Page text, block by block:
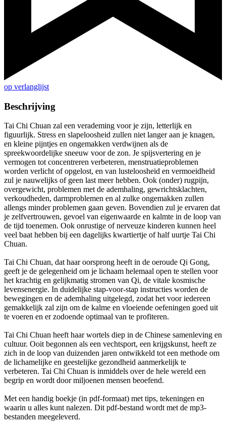
op verlanglijst
Beschrijving
Tai Chi Chuan zal een verademing voor je zijn, letterlijk en
figuurlijk. Stress en slapeloosheid zullen niet langer aan je knagen,
en kleine pijntjes en ongemakken verdwijnen als de
spreekwoordelijke sneeuw voor de zon. Je spijsvertering en je
vermogen tot concentreren verbeteren, menstruatieproblemen
worden verlicht of opgelost, en van lusteloosheid en vermoeidheid
zul je nauwelijks of geen last meer hebben. Ook (onder) rugpijn,
overgewicht, problemen met de ademhaling, gewrichtsklachten,
verkoudheden, darmproblemen en al zulke ongemakken zullen
allengs minder problemen gaan geven. Bovendien zul je ervaren dat
je zelfvertrouwen, gevoel van eigenwaarde en kalmte in de loop van
de tijd toenemen. Ook onrustige of nerveuze kinderen kunnen heel
veel baat hebben bij een dagelijks kwartiertje of half uurtje Tai Chi
Chuan.
Tai Chi Chuan, dat haar oorsprong heeft in de oeroude Qi Gong,
geeft je de gelegenheid om je lichaam helemaal open te stellen voor
het krachtig en gelijkmatig stromen van Qi, de vitale kosmische
levensenergie. In duidelijke stap-voor-stap instructies worden de
bewegingen en de ademhaling uitgelegd, zodat het voor iedereen
gemakkelijk zal zijn om de kalme en vloeiende oefeningen goed uit
te voeren en er zodoende optimaal van te profiteren.
Tai Chi Chuan heeft haar wortels diep in de Chinese samenleving en
cultuur. Ooit begonnen als een vechtsport, een krijgskunst, heeft ze
zich in de loop van duizenden jaren ontwikkeld tot een methode om
de lichamelijke en geestelijke gezondheid aanmerkelijk te
verbeteren. Tai Chi Chuan is inmiddels over de hele wereld een
begrip en wordt door miljoenen mensen beoefend.
Met een handig boekje (in pdf-formaat) met tips, tekeningen en
waarin u alles kunt nalezen. Dit pdf-bestand wordt met de mp3-
bestanden meegeleverd.